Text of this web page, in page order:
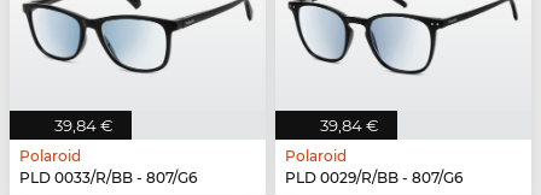
39,84 €
Polaroid
PLD 0033/R/BB - 807/G6
39,84 €
Polaroid
PLD 0029/R/BB - 807/G6